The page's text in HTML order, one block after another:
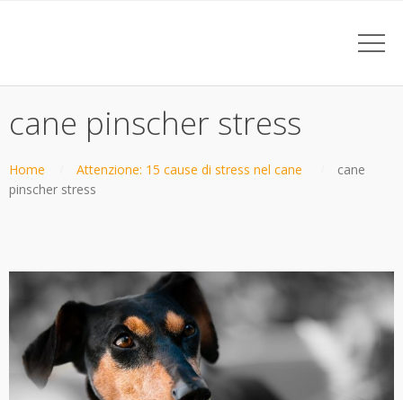
cane pinscher stress
Home Attenzione: 15 cause di stress nel cane
cane
pinscher stress